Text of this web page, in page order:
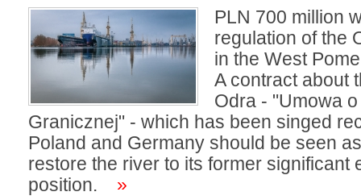
PLN 700 million
regulation of the
in the West
A contract about
Odra - "Umowa
Granicznej" - which has been singed
Poland and Germany should be seen
restore the river to its former significant
position.
»